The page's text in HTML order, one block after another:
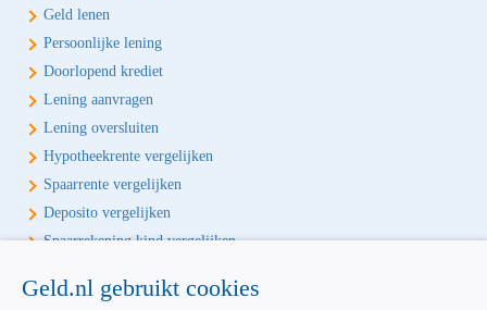
Geld lenen
Persoonlijke lening
Doorlopend krediet
Lening aanvragen
Lening oversluiten
Hypotheekrente vergelijken
Spaarrente vergelijken
Deposito vergelijken
Spaarrekening kind vergelijken
Écht onafhankelijk vergelijken
Geld.nl gebruikt cookies